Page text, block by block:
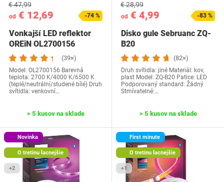
od € 12,69
€ 47,99
-74 %
Vonkajší LED reflektor
OREiN OL2700156
(39×)
Model: OL2700156 Barevná
teplota: 2700 K/4000 K/6500 K
(teplé/neutrální/studené bílé) Druh
svítidla: venkovní…
> 5 kusov na sklade
od € 4,99
€ 28,99
-83 %
Disko gule Sebruanc ZQ-
B20
(82×)
Druh svítidla: jiné Materiál: kov,
plast Model: ZQ-B20 Patice: LED
Podporovaný standard: Žádný
Stmívatelné:…
> 5 kusov na sklade
Novinka
O tretinu lacnejšie
+2
First minute
O tretinu lacnejšie
+1